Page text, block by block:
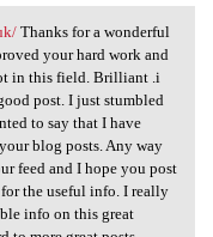
Thanks for a wonderful
your hard work and
in this field. Brilliant .i
post. I just stumbled
to say that I have
blog posts. Any way
feed and I hope you post
the useful info. I really
info on this great